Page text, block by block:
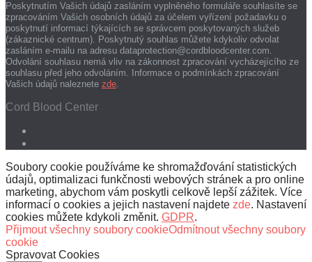
Poskytnutím Vašich údajů zasláním vyplněného formuláře souhlasíte se
zpracováním Vašich osobních údajů za účelem vyřízení požadavku o
poskytnutí informací týkajících se správcem poskytovaných služeb
(zákaznické centrum). Poskytnutý souhlas můžete kdykoliv odvolat
zasláním e-mailu na adresu dataprotection@cordbloodcenter.com.
Odvolání souhlasu nemá vliv na zákonnost zpracování vycházejícího ze
souhlasu před jeho odvoláním. Informace o podmínkách zpracování
Vašich údajů naleznete zde.
Cord Blood Center
Soubory cookie používáme ke shromažďování statistických
údajů, optimalizaci funkčnosti webových stránek a pro online
marketing, abychom vám poskytli celkově lepší zážitek. Více
informací o cookies a jejich nastavení najdete zde. Nastavení
cookies můžete kdykoli změnit. GDPR.
Přijmout všechny soubory cookieOdmítnout všechny soubory
cookie
Spravovat Cookies